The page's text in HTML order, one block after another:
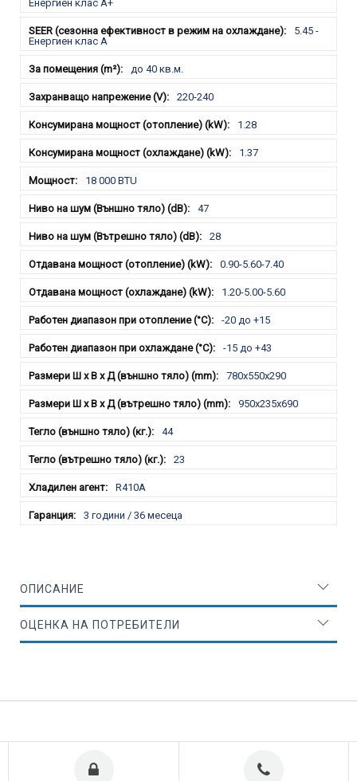
Енергиен клас А+
5.45 -
Енергиен клас A
до 40 кв.м.
220-240
1.28
1.37
18 000 BTU
47
28
0.90-5.60-7.40
1.20-5.00-5.60
-20 до +15
-15 до +43
780x550x290
950x235x690
44
23
R410A
3 години / 36 месеца
ОПИСАНИЕ
ОЦЕНКА НА ПОТРЕБИТЕЛИ